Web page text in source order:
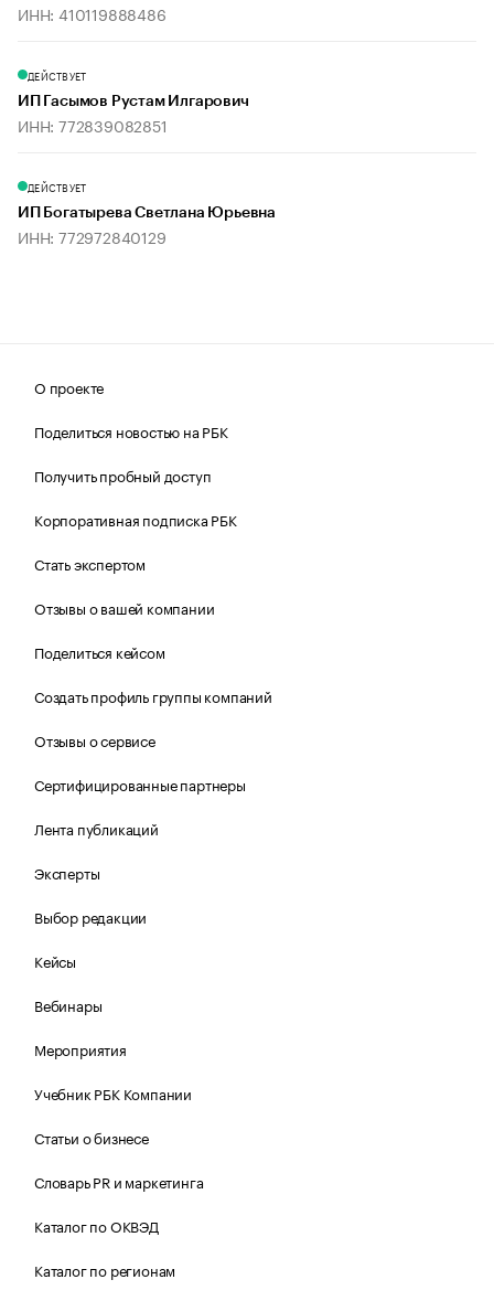
ИНН: 410119888486
ДЕЙСТВУЕТ
ИП Гасымов Рустам Илгарович
ИНН: 772839082851
ДЕЙСТВУЕТ
ИП Богатырева Светлана Юрьевна
ИНН: 772972840129
О проекте
Поделиться новостью на РБК
Получить пробный доступ
Корпоративная подписка РБК
Стать экспертом
Отзывы о вашей компании
Поделиться кейсом
Создать профиль группы компаний
Отзывы о сервисе
Сертифицированные партнеры
Лента публикаций
Эксперты
Выбор редакции
Кейсы
Вебинары
Мероприятия
Учебник РБК Компании
Статьи о бизнесе
Словарь PR и маркетинга
Каталог по ОКВЭД
Каталог по регионам